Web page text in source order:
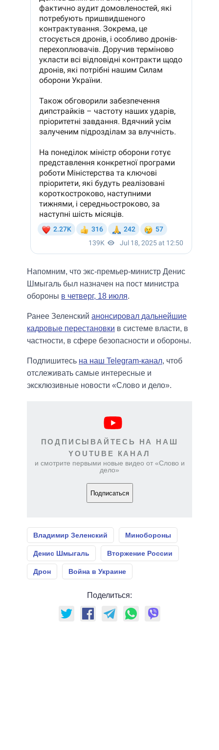
Напомним, что экс-премьер-министр Денис
Шмыгаль был назначен на пост министра
обороны в четверг, 18 июля.
Ранее Зеленский анонсировал дальнейшие
кадровые перестановки в системе власти, в
частности, в сфере безопасности и обороны.
Подпишитесь на наш Telegram-канал, чтоб
отслеживать самые интересные и
эксклюзивные новости «Слово и дело».
ПОДПИСЫВАЙТЕСЬ НА НАШ
YOUTUBE КАНАЛ
и смотрите первыми новые видео от «Слово и
дело»
Подписаться
Владимир Зеленский Минобороны
Денис Шмыгаль Вторжение России
Дрон Война в Украине
Поделиться: